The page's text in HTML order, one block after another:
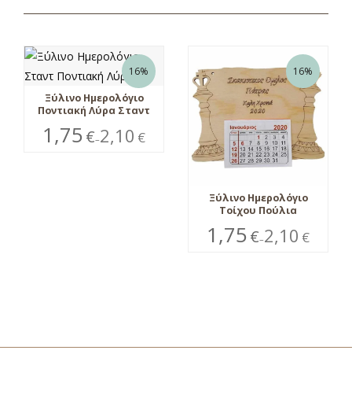
16%
Ξύλινο Ημερολόγιο
Ποντιακή Λύρα Σταντ
1,75 €–2,10 €
16%
Ξύλινο Ημερολόγιο
Τοίχου Πούλια
1,75 €–2,10 €